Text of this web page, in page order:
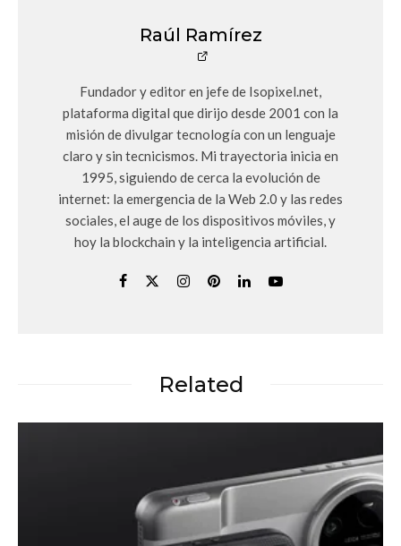
Raúl Ramírez
Fundador y editor en jefe de Isopixel.net,
plataforma digital que dirijo desde 2001 con la
misión de divulgar tecnología con un lenguaje
claro y sin tecnicismos. Mi trayectoria inicia en
1995, siguiendo de cerca la evolución de
internet: la emergencia de la Web 2.0 y las redes
sociales, el auge de los dispositivos móviles, y
hoy la blockchain y la inteligencia artificial.
Related